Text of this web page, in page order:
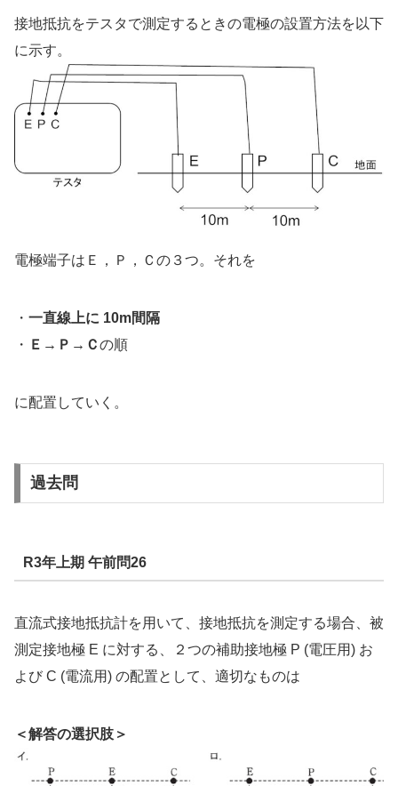
接地抵抗をテスタで測定するときの電極の設置方法を以下
に示す。
電極端子はＥ，Ｐ，Ｃの３つ。それを
・ 一直線上に 10m間隔
・ Ｅ→Ｐ→Ｃの順
に配置していく。
過去問
R3年上期 午前問26
直流式接地抵抗計を用いて、接地抵抗を測定する場合、被
測定接地極 E に対する、２つの補助接地極 P (電圧用) お
よび C (電流用) の配置として、適切なものは
＜解答の選択肢＞